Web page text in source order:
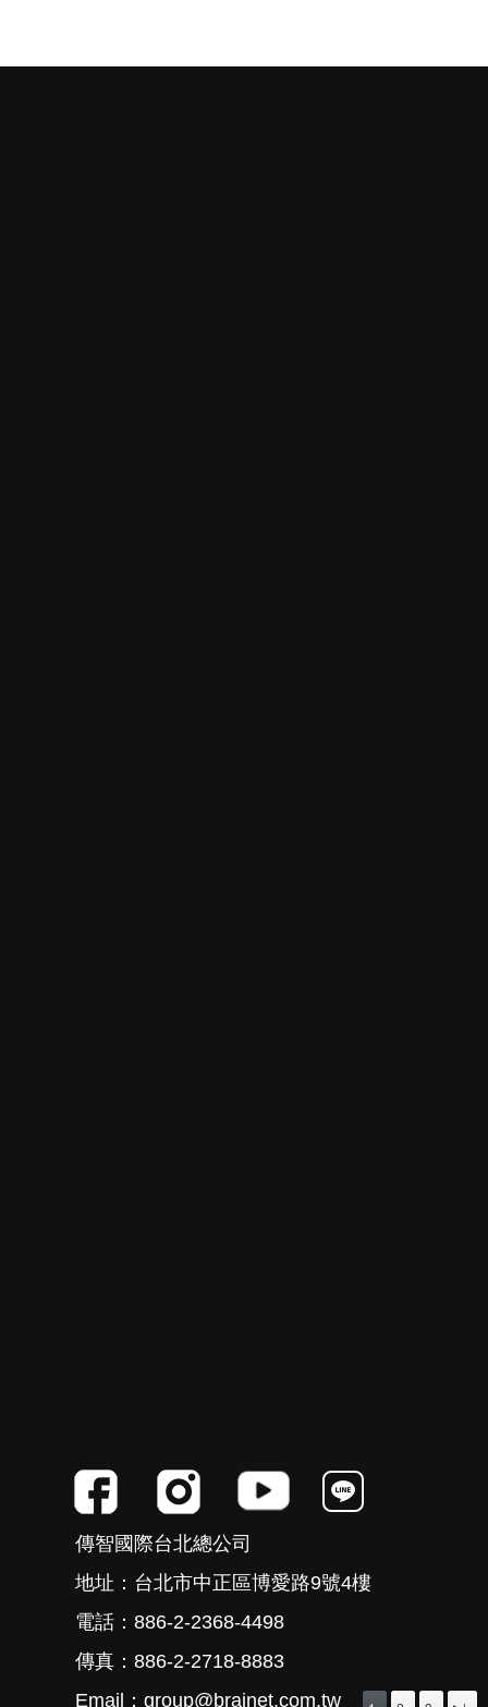
傳智國際台北總公司
地址：台北市中正區博愛路9號4樓
電話：886-2-2368-4498
傳真：886-2-2718-8883
Email：group@brainet.com.tw